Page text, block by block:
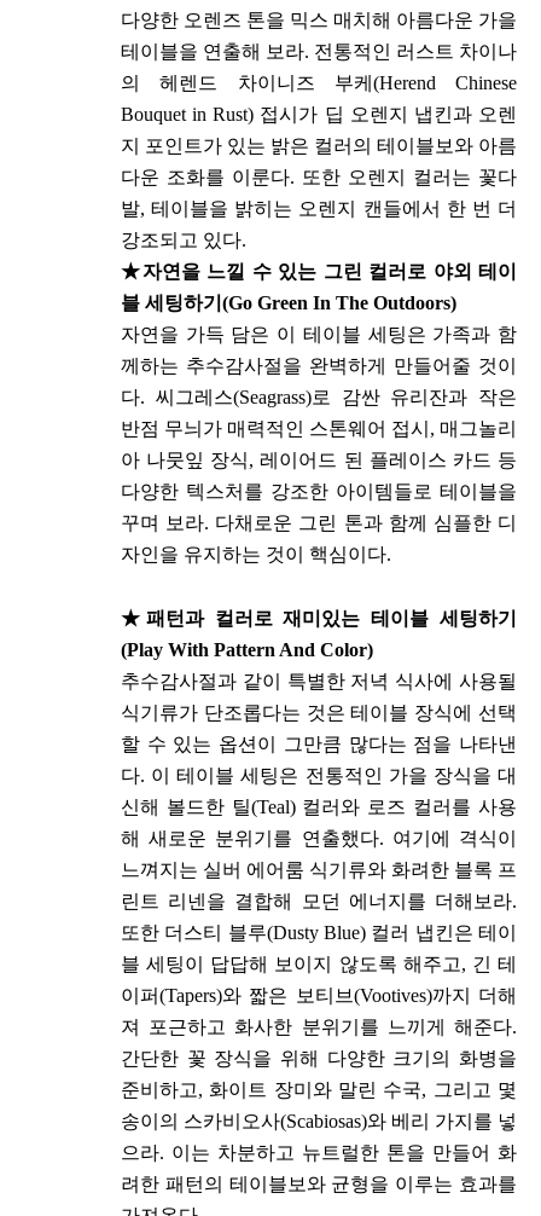
다양한 오렌즈 톤을 믹스 매치해 아름다운 가을
테이블을 연출해 보라. 전통적인 러스트 차이나
의 헤렌드 차이니즈 부케(Herend Chinese
Bouquet in Rust) 접시가 딥 오렌지 냅킨과 오렌
지 포인트가 있는 밝은 컬러의 테이블보와 아름
다운 조화를 이룬다. 또한 오렌지 컬러는 꽃다
발, 테이블을 밝히는 오렌지 캔들에서 한 번 더
강조되고 있다.
★자연을 느낄 수 있는 그린 컬러로 야외 테이
블 세팅하기(Go Green In The Outdoors)
자연을 가득 담은 이 테이블 세팅은 가족과 함
께하는 추수감사절을 완벽하게 만들어줄 것이
다. 씨그레스(Seagrass)로 감싼 유리잔과 작은
반점 무늬가 매력적인 스톤웨어 접시, 매그놀리
아 나뭇잎 장식, 레이어드 된 플레이스 카드 등
다양한 텍스처를 강조한 아이템들로 테이블을
꾸며 보라. 다채로운 그린 톤과 함께 심플한 디
자인을 유지하는 것이 핵심이다.
★ 패턴과 컬러로 재미있는 테이블 세팅하기
(Play With Pattern And Color)
추수감사절과 같이 특별한 저녁 식사에 사용될
식기류가 단조롭다는 것은 테이블 장식에 선택
할 수 있는 옵션이 그만큼 많다는 점을 나타낸
다. 이 테이블 세팅은 전통적인 가을 장식을 대
신해 볼드한 틸(Teal) 컬러와 로즈 컬러를 사용
해 새로운 분위기를 연출했다. 여기에 격식이
느껴지는 실버 에어룸 식기류와 화려한 블록 프
린트 리넨을 결합해 모던 에너지를 더해보라.
또한 더스티 블루(Dusty Blue) 컬러 냅킨은 테이
블 세팅이 답답해 보이지 않도록 해주고, 긴 테
이퍼(Tapers)와 짧은 보티브(Vootives)까지 더해
져 포근하고 화사한 분위기를 느끼게 해준다.
간단한 꽃 장식을 위해 다양한 크기의 화병을
준비하고, 화이트 장미와 말린 수국, 그리고 몇
송이의 스카비오사(Scabiosas)와 베리 가지를 넣
으라. 이는 차분하고 뉴트럴한 톤을 만들어 화
려한 패턴의 테이블보와 균형을 이루는 효과를